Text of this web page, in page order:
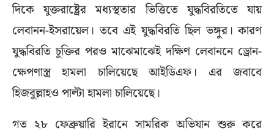
দিকে যুক্তরাষ্ট্রের মধ্যস্থতার ভিত্তিতে যুদ্ধবিরতিতে যায়
লেবানন-ইসরায়েল। তবে এই যুদ্ধবিরতি ছিল ভঙ্গুর। কারণ
যুদ্ধবিরতি চুক্তির পরও মাঝেমাঝেই দক্ষিণ লেবাননে ড্রোন-
ক্ষেপণাস্ত্র হামলা চালিয়েছে আইডিএফ। এর জবাবে
হিজবুল্লাহও পাল্টা হামলা চালিয়েছে।
গত ২৮ ফেব্রুয়ারি ইরানে সামরিক অভিযান শুরু করে